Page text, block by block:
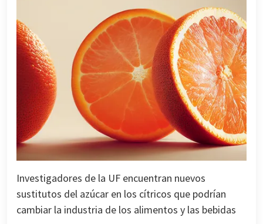
Investigadores de la UF encuentran nuevos
sustitutos del azúcar en los cítricos que podrían
cambiar la industria de los alimentos y las bebidas